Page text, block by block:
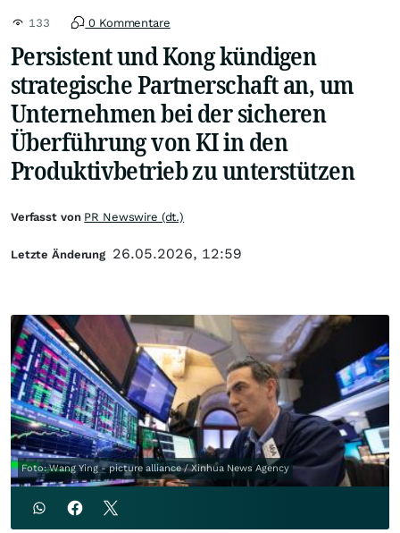
133 0 Kommentare
Persistent und Kong kündigen
strategische Partnerschaft an, um
Unternehmen bei der sicheren
Überführung von KI in den
Produktivbetrieb zu unterstützen
Foto: Wang Ying - picture alliance / Xinhua News Agency
Verfasst von PR Newswire (dt.)
Letzte Änderung 26.05.2026, 12:59